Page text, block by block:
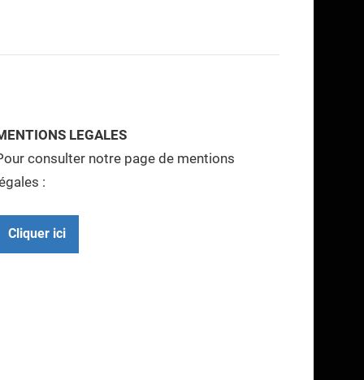
LEGALES
consulter notre page de mentions
:
Cliquer ici